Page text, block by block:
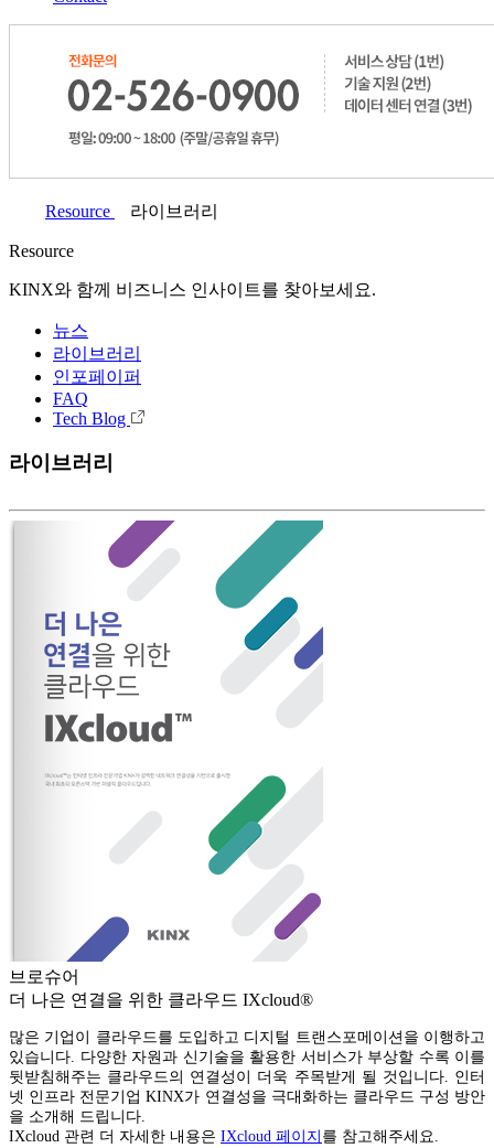
Resource 라이브러리
Resource
KINX와 함께 비즈니스 인사이트를 찾아보세요.
뉴스
라이브러리
인포페이퍼
FAQ
Tech Blog
라이브러리
브로슈어
더 나은 연결을 위한 클라우드 IXcloud®
많은 기업이 클라우드를 도입하고 디지털 트랜스포메이션을 이행하고
있습니다. 다양한 자원과 신기술을 활용한 서비스가 부상할 수록 이를
뒷받침해주는 클라우드의 연결성이 더욱 주목받게 될 것입니다. 인터
넷 인프라 전문기업 KINX가 연결성을 극대화하는 클라우드 구성 방안
을 소개해 드립니다.
IXcloud 관련 더 자세한 내용은 IXcloud 페이지 를 참고해주세요.